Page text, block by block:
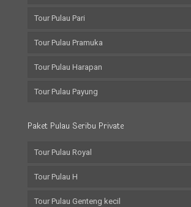
Tour Pulau Pari
Tour Pulau Pramuka
Tour Pulau Harapan
Tour Pulau Payung
Paket Pulau Seribu Private
Tour Pulau Royal
Tour Pulau H
Tour Pulau Genteng kecil